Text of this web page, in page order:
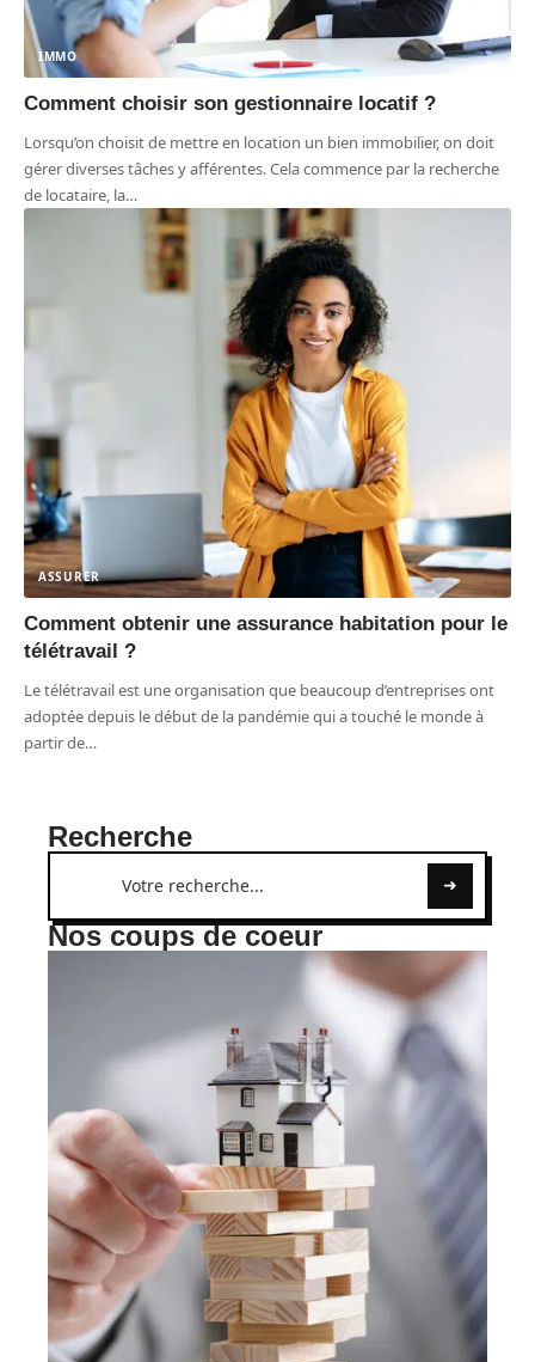
IMMO
Comment choisir son gestionnaire locatif ?
Lorsqu’on choisit de mettre en location un bien immobilier, on doit
gérer diverses tâches y afférentes. Cela commence par la recherche
de locataire, la…
ASSURER
Comment obtenir une assurance habitation pour le
télétravail ?
Le télétravail est une organisation que beaucoup d’entreprises ont
adoptée depuis le début de la pandémie qui a touché le monde à
partir de…
Recherche
Nos coups de coeur